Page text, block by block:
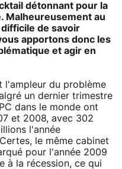
détonnant pour la
Malheureusement au
de savoir
apportons donc les
et agir en
l'ampleur du problème
un dernier trimestre
dans le monde ont
et 2008, avec 302
l'année
le même cabinet
pour l'année 2009
à la récession, ce qui